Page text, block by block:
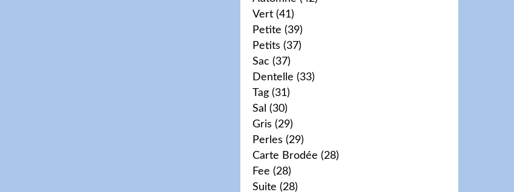
Vert (41)
Petite (39)
Petits (37)
Sac (37)
Dentelle (33)
Tag (31)
Sal (30)
Gris (29)
Perles (29)
Carte Brodée (28)
Fee (28)
Suite (28)